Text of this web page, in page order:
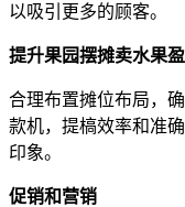
以吸引更多的顾客。
提升果园摆摊卖水果
合理布置摊位布局，
款机，提槁效率和准
印象。
促销和营销